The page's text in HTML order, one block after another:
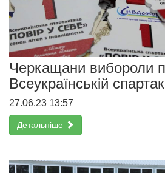
Черкащани вибороли
Всеукраїнській
27.06.23 13:57
Детальніше